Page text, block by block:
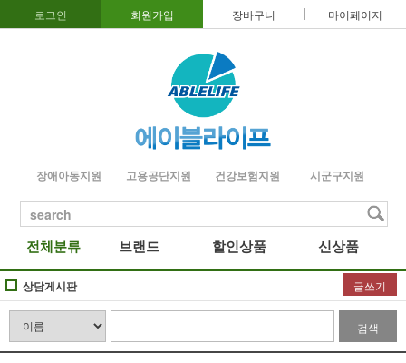
로그인 회원가입 장바구니 마이페이지
장애아동지원 고용공단지원 건강보험지원 시군구지원
search
전체분류 브랜드 할인상품 신상품
상담게시판 글쓰기
검색